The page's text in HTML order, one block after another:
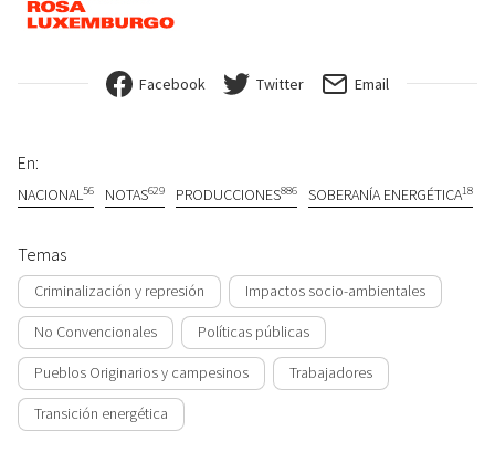
Facebook Twitter Email
En:
NACIONAL56 NOTAS629 PRODUCCIONES886 SOBERANÍA ENERGÉTICA18
Temas
Criminalización y represión Impactos socio-ambientales
No Convencionales Políticas públicas
Pueblos Originarios y campesinos Trabajadores
Transición energética